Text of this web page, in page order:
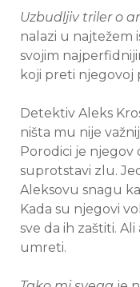
Uzbudljiv triler o
nalazi u najtežem
svojim
koji preti njegovoj
Detektiv Aleks
ništa mu nije
Porodici je njegov
suprotstavi zlu.
Aleksovu snagu
Kada su njegovi
sve da ih zaštiti.
umreti.